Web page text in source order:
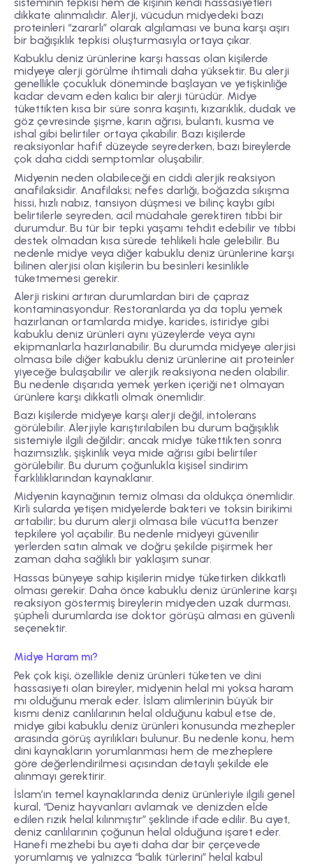
dikkate alınmalıdır. Alerji, vücudun midyedeki bazı
proteinleri “zararlı” olarak algılaması ve buna karşı aşırı
bir bağışıklık tepkisi oluşturmasıyla ortaya çıkar.
Kabuklu deniz ürünlerine karşı hassas olan kişilerde
midyeye alerji görülme ihtimali daha yüksektir. Bu alerji
genellikle çocukluk döneminde başlayan ve yetişkinliğe
kadar devam eden kalıcı bir alerji türüdür. Midye
tükettikten kısa bir süre sonra kaşıntı, kızarıklık, dudak ve
göz çevresinde şişme, karın ağrısı, bulantı, kusma ve
ishal gibi belirtiler ortaya çıkabilir. Bazı kişilerde
reaksiyonlar hafif düzeyde seyrederken, bazı bireylerde
çok daha ciddi semptomlar oluşabilir.
Midyenin neden olabileceği en ciddi alerjik reaksiyon
anafilaksidir. Anafilaksi; nefes darlığı, boğazda sıkışma
hissi, hızlı nabız, tansiyon düşmesi ve bilinç kaybı gibi
belirtilerle seyreden, acil müdahale gerektiren tıbbi bir
durumdur. Bu tür bir tepki yaşamı tehdit edebilir ve tıbbi
destek olmadan kısa sürede tehlikeli hale gelebilir. Bu
nedenle midye veya diğer kabuklu deniz ürünlerine karşı
bilinen alerjisi olan kişilerin bu besinleri kesinlikle
tüketmemesi gerekir.
Alerji riskini artıran durumlardan biri de çapraz
kontaminasyondur. Restoranlarda ya da toplu yemek
hazırlanan ortamlarda midye, karides, istiridye gibi
kabuklu deniz ürünleri aynı yüzeylerde veya aynı
ekipmanlarla hazırlanabilir. Bu durumda midyeye alerjisi
olmasa bile diğer kabuklu deniz ürünlerine ait proteinler
yiyeceğe bulaşabilir ve alerjik reaksiyona neden olabilir.
Bu nedenle dışarıda yemek yerken içeriği net olmayan
ürünlere karşı dikkatli olmak önemlidir.
Bazı kişilerde midyeye karşı alerji değil, intolerans
görülebilir. Alerjiyle karıştırılabilen bu durum bağışıklık
sistemiyle ilgili değildir; ancak midye tükettikten sonra
hazımsızlık, şişkinlik veya mide ağrısı gibi belirtiler
görülebilir. Bu durum çoğunlukla kişisel sindirim
farklılıklarından kaynaklanır.
Midyenin kaynağının temiz olması da oldukça önemlidir.
Kirli sularda yetişen midyelerde bakteri ve toksin birikimi
artabilir; bu durum alerji olmasa bile vücutta benzer
tepkilere yol açabilir. Bu nedenle midyeyi güvenilir
yerlerden satın almak ve doğru şekilde pişirmek her
zaman daha sağlıklı bir yaklaşım sunar.
Hassas bünyeye sahip kişilerin midye tüketirken dikkatli
olması gerekir. Daha önce kabuklu deniz ürünlerine karşı
reaksiyon göstermiş bireylerin midyeden uzak durması,
şüpheli durumlarda ise doktor görüşü alması en güvenli
seçenektir.
Midye Haram mı?
Pek çok kişi, özellikle deniz ürünleri tüketen ve dini
hassasiyeti olan bireyler, midyenin helal mi yoksa haram
mı olduğunu merak eder. İslam alimlerinin büyük bir
kısmı deniz canlılarının helal olduğunu kabul etse de,
midye gibi kabuklu deniz ürünleri konusunda mezhepler
arasında görüş ayrılıkları bulunur. Bu nedenle konu, hem
dini kaynakların yorumlanması hem de mezheplere
göre değerlendirilmesi açısından detaylı şekilde ele
alınmayı gerektirir.
İslam’ın temel kaynaklarında deniz ürünleriyle ilgili genel
kural, “Deniz hayvanları avlamak ve denizden elde
edilen rızık helal kılınmıştır” şeklinde ifade edilir. Bu ayet,
deniz canlılarının çoğunun helal olduğuna işaret eder.
Hanefi mezhebi bu ayeti daha dar bir çerçevede
yorumlamış ve yalnızca “balık türlerini” helal kabul